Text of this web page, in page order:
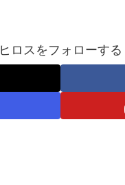
ヒロスをフォローする